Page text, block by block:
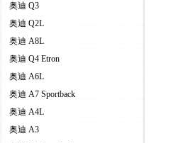
奥迪 Q3
奥迪 Q2L
奥迪 A8L
奥迪 Q4 Etron
奥迪 A6L
奥迪 A7 Sportback
奥迪 A4L
奥迪 A3